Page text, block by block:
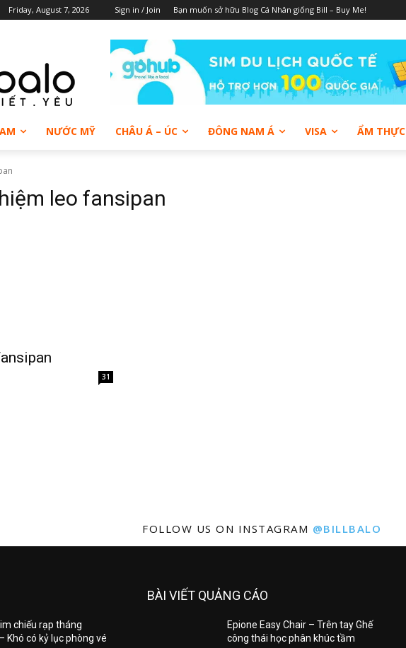
Friday, August 7, 2026 Sign in / Join Bạn muốn sở hữu Blog Cá Nhân giống Bill – Buy Me!
NƯỚC MỸ CHÂU Á – ÚC ĐÔNG NAM Á VISA ẨM THỰC
leo fansipan
31
FOLLOW US ON INSTAGRAM @BILLBALO
chiếu rạp tháng
Khó có kỷ lục phòng vé
BÀI VIẾT QUẢNG CÁO
Epione Easy Chair – Trên tay Ghế
công thái học phân khúc tầm